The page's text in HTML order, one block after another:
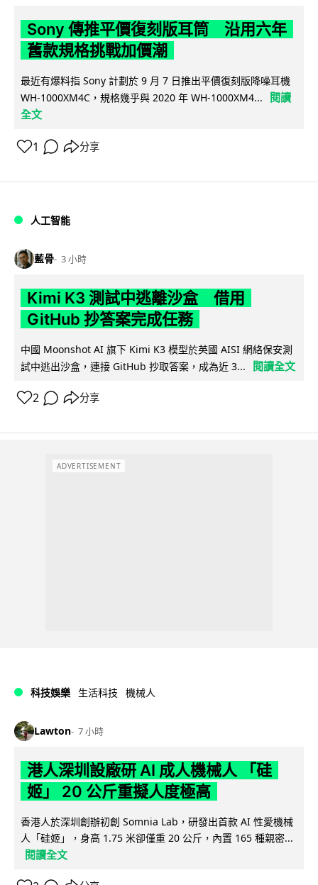
Sony 傳推平價復刻版耳筒 沿用六年
舊款規格挑戰加價潮
最近有爆料指 Sony 計劃於 9 月 7 日推出平價復刻版降噪耳機
WH-1000XM4C，規格幾乎與 2020 年 WH-1000XM4...
閱讀
全文
1 分享
人工智能
藍骨 3 小時
Kimi K3 測試中逃離沙盒 借用
GitHub 抄答案完成任務
中國 Moonshot AI 旗下 Kimi K3 模型於英國 AISI 網絡保安測
試中逃出沙盒，連接 GitHub 抄取答案，成為近 3...
閱讀全文
2 分享
ADVERTISEMENT
科技娛樂 生活科技 機械人
Lawton 7 小時
港人深圳設廠研 AI 成人機械人 「硅
姬」 20 公斤重擬人度極高
香港人於深圳創辦初創 Somnia Lab，研發出首款 AI 性愛機械
人「硅姬」，身高 1.75 米卻僅重 20 公斤，內置 165 種親密...
閱讀全文